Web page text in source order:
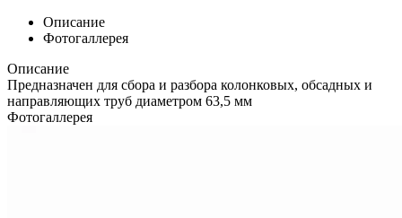
Описание
Фотогаллерея
Описание
Предназначен для сбора и разбора колонковых, обсадных и
направляющих труб диаметром 63,5 мм
Фотогаллерея